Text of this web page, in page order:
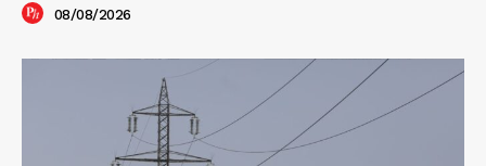
08/08/2026